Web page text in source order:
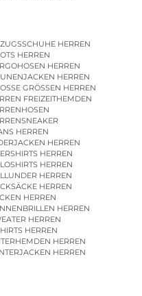
HERREN
HERREN
HERREN
HERREN
GRÖSSEN HERREN
FREIZEITHEMDEN
HERREN
HERREN
HERREN
HERREN
HERREN
HERREN
HERREN
HERREN
HERREN
HERREN
HERREN
HERREN